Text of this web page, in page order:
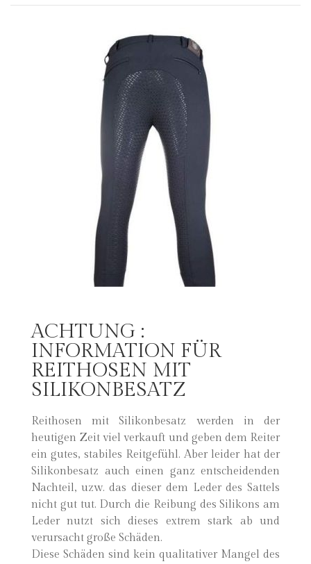
ACHTUNG :
INFORMATION FÜR
REITHOSEN MIT
SILIKONBESATZ
Reithosen mit Silikonbesatz werden in der
heutigen Zeit viel verkauft und geben dem Reiter
ein gutes, stabiles Reitgefühl. Aber leider hat der
Silikonbesatz auch einen ganz entscheidenden
Nachteil, uzw. das dieser dem Leder des Sattels
nicht gut tut. Durch die Reibung des Silikons am
Leder nutzt sich dieses extrem stark ab und
verursacht große Schäden.
Diese Schäden sind kein qualitativer Mangel des